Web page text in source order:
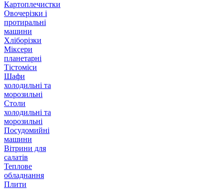
Картоплечистки
Овочерізки і
протиральні
машини
Хліборізки
Міксери
планетарні
Тістоміси
Шафи
холодильні та
морозильні
Столи
холодильні та
морозильні
Посудомийні
машини
Вітрини для
салатів
Теплове
обладнання
Плити